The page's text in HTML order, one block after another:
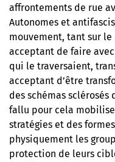
affrontements de rue
Autonomes et
mouvement, tant sur
acceptant de faire
qui le traversaient,
acceptant d’être
des schémas
fallu pour cela
stratégies et des
physiquement les
protection de leurs